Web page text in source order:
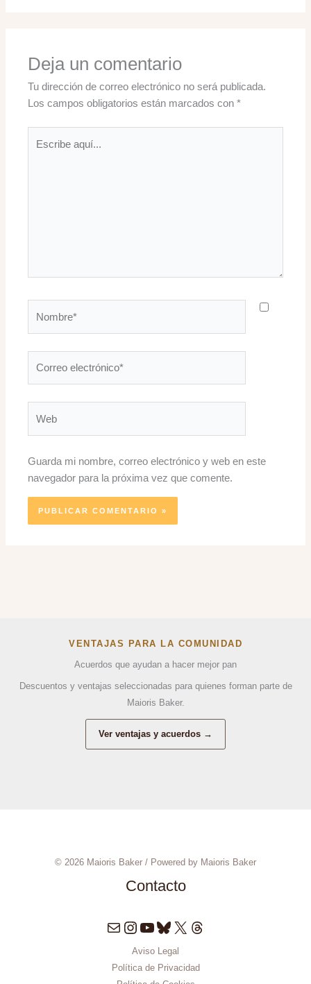
Deja un comentario
Tu dirección de correo electrónico no será publicada.
Los campos obligatorios están marcados con*
aquí...
electrónico*
Guarda mi nombre, correo electrónico y web en este
navegador para la próxima vez que comente.
VENTAJAS PARA LA COMUNIDAD
Acuerdos que ayudan a hacer mejor pan
Descuentos y ventajas seleccionadas para quienes forman parte de
Maioris Baker.
Ver ventajas y acuerdos →
© 2026 Maioris Baker / Powered by Maioris Baker
Contacto
Correo electrónico
Instagram
YouTube
Bluesky
X Threads
Aviso Legal
Política de Privacidad